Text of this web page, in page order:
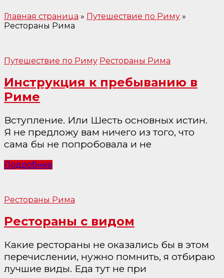
Главная страница » Путешествие по Риму »
Рестораны Рима
Путешествие по Риму Рестораны Рима
Инструкция к пребыванию в
Риме
Вступление. Или Шесть основных истин.
Я не предложу вам ничего из того, что
сама бы не попробовала и не
Подробнее
Рестораны Рима
Рестораны с видом
Какие рестораны не оказались бы в этом
перечислении, нужно помнить, я отбираю
лучшие виды. Еда тут не при